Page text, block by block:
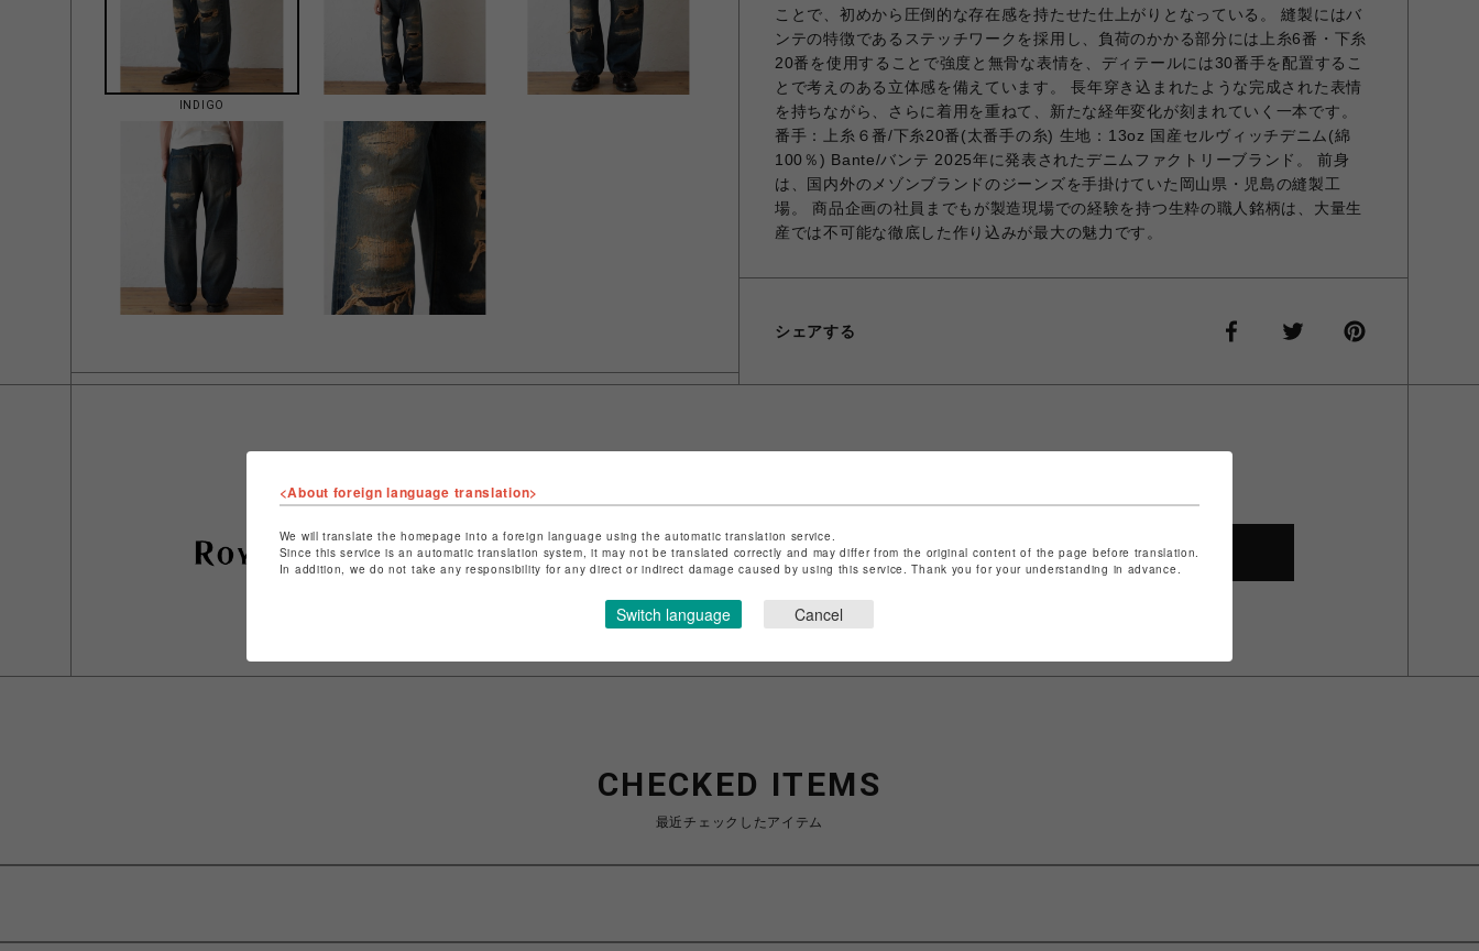
INDIGO
ことで、初めから圧倒的な存在感を持たせた仕上がりとなっている。 縫製にはバ
ンテの特徴であるステッチワークを採用し、負荷のかかる部分には上糸6番・下糸
20番を使用することで強度と無骨な表情を、ディテールには30番手を配置するこ
とで考えのある立体感を備えています。 長年穿き込まれたような完成された表情
を持ちながら、さらに着用を重ねて、新たな経年変化が刻まれていく一本です。
番手：上糸６番/下糸20番(太番手の糸) 生地：13oz 国産セルヴィッチデニム(綿
100％) Bante/バンテ 2025年に発表されたデニムファクトリーブランド。 前身
は、国内外のメゾンブランドのジーンズを手掛けていた岡山県・児島の縫製工
場。 商品企画の社員までもが製造現場での経験を持つ生粋の職人銘柄は、大量生
産では不可能な徹底した作り込みが最大の魅力です。
シェアする
ショップ名
ROYAL FLASH
店舗名
名古屋PARCO
特定商取引法など法令に基づく表記はこちら
ショップお問い合わせはこちら
SHOP TOP
CHECKED ITEMS
最近チェックしたアイテム
<About foreign language translation>
We will translate the homepage into a foreign language using the automatic translation service.
Since this service is an automatic translation system, it may not be translated correctly and may differ from the original content of the page before translation.
In addition, we do not take any responsibility for any direct or indirect damage caused by using this service. Thank you for your understanding in advance.
Switch language Cancel